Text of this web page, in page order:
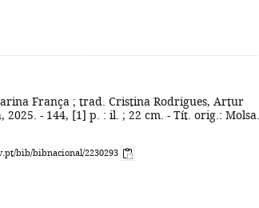
França ; trad. Cristina Rodrigues, Artur
2025. - 144, [1] p. : il. ; 22 cm. - Tít. orig.:
bib/bibnacional/2230293